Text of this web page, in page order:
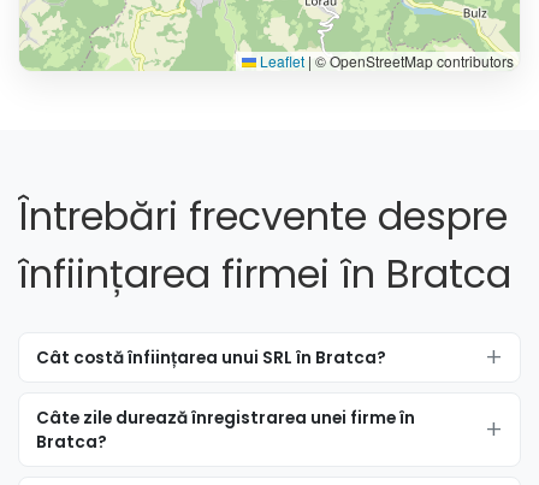
Leaflet | © OpenStreetMap contributors
Întrebări frecvente despre
înființarea firmei în Bratca
Cât costă înființarea unui SRL în Bratca?
Câte zile durează înregistrarea unei firme în
Bratca?